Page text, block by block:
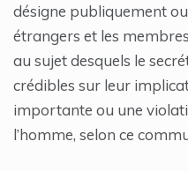
désigne publiquement
étrangers et les
au sujet desquels le
crédibles sur leur
importante ou une
l’homme, selon ce